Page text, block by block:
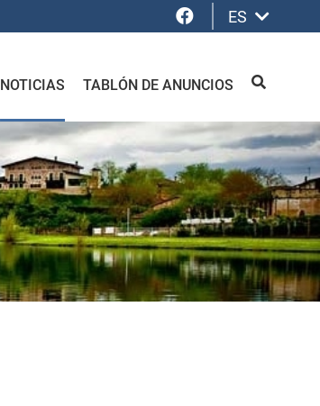
Facebook
ES
NOTICIAS TABLÓN DE ANUNCIOS BUSCAR